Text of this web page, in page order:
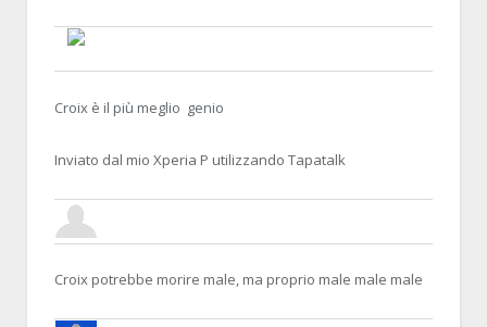
FREDROCK8 APRIL 2014, 19:06:08RE:YOUTUBE, NOSTRA CROCE E DELIZIA
Croix è il più meglio genio
Inviato dal mio Xperia P utilizzando Tapatalk
FRANKIETHOR9 APRIL 2014, 15:08:46RE:YOUTUBE, NOSTRA CROCE E
Croix potrebbe morire male, ma proprio male male male